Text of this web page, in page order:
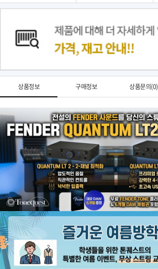
상품정보 구매정보 상품문의(0)